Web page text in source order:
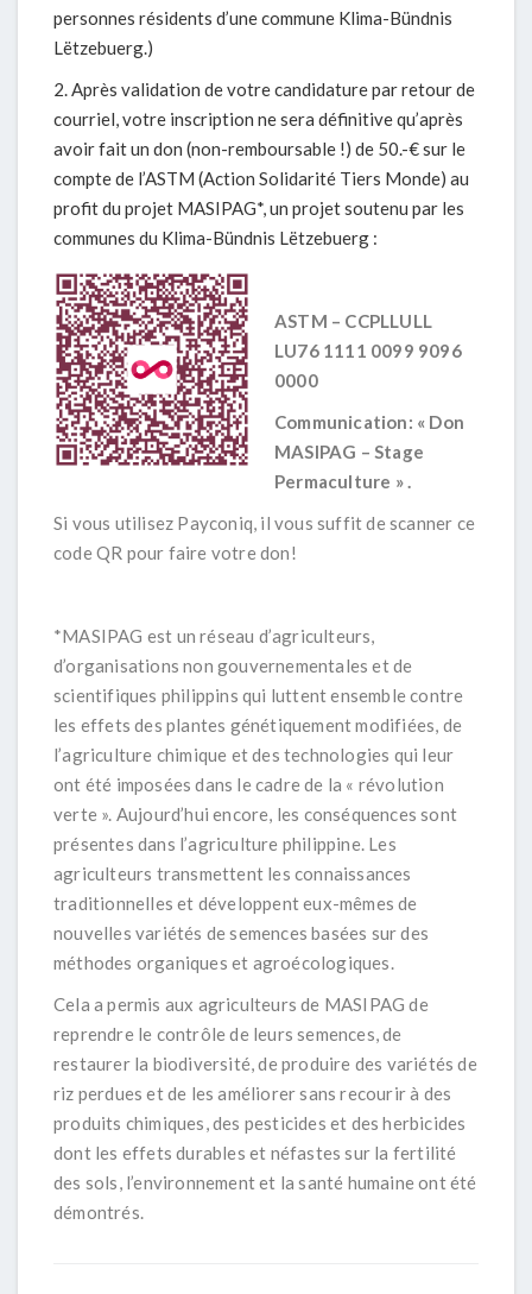
personnes résidents d’une commune Klima-Bündnis
Lëtzebuerg.)
Après validation de votre candidature par retour de
courriel, votre inscription ne sera définitive qu’après
avoir fait un don (non-remboursable !) de 50.-€ sur le
compte de l’ASTM (Action Solidarité Tiers Monde) au
profit du projet MASIPAG*, un projet soutenu par les
communes du Klima-Bündnis Lëtzebuerg :
ASTM – CCPLLULL
LU76 1111 0099 9096
0000
Communication: « Don
MASIPAG – Stage
Permaculture » .
Si vous utilisez Payconiq, il vous suffit de scanner ce
code QR pour faire votre don!
*MASIPAG est un réseau d’agriculteurs,
d’organisations non gouvernementales et de
scientifiques philippins qui luttent ensemble contre
les effets des plantes génétiquement modifiées, de
l’agriculture chimique et des technologies qui leur
ont été imposées dans le cadre de la « révolution
verte ». Aujourd’hui encore, les conséquences sont
présentes dans l’agriculture philippine. Les
agriculteurs transmettent les connaissances
traditionnelles et développent eux-mêmes de
nouvelles variétés de semences basées sur des
méthodes organiques et agroécologiques.
Cela a permis aux agriculteurs de MASIPAG de
reprendre le contrôle de leurs semences, de
restaurer la biodiversité, de produire des variétés de
riz perdues et de les améliorer sans recourir à des
produits chimiques, des pesticides et des herbicides
dont les effets durables et néfastes sur la fertilité
des sols, l’environnement et la santé humaine ont été
démontrés.